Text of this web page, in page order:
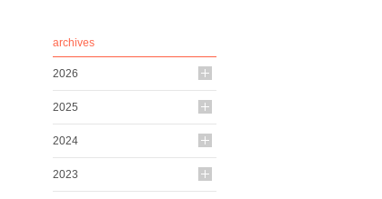
archives
2026
2025
2024
2023